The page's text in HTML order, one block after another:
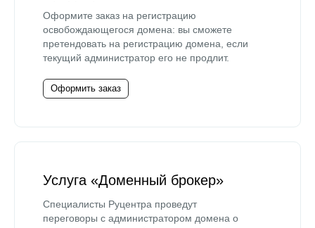
Оформите заказ на регистрацию
освобождающегося домена: вы сможете
претендовать на регистрацию домена, если
текущий администратор его не продлит.
Оформить заказ
Услуга «Доменный брокер»
Специалисты Руцентра проведут
переговоры с администратором домена о